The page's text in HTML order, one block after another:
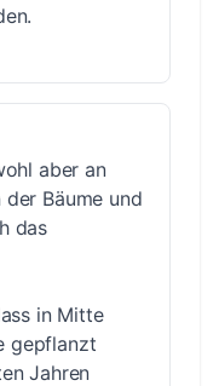
aber an
Bäume und
das
in Mitte
gepflanzt
Jahren